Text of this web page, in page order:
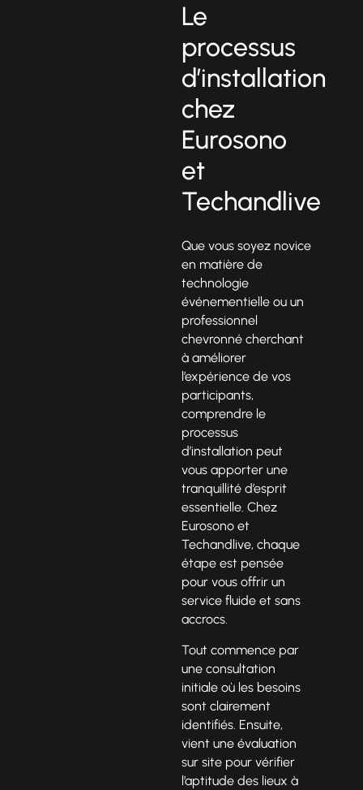
Le
processus
d’installation
chez
Eurosono
et
Techandlive
Que vous soyez novice
en matière de
technologie
événementielle ou un
professionnel
chevronné cherchant
à améliorer
l’expérience de vos
participants,
comprendre le
processus
d’installation peut
vous apporter une
tranquillité d’esprit
essentielle. Chez
Eurosono et
Techandlive, chaque
étape est pensée
pour vous offrir un
service fluide et sans
accrocs.
Tout commence par
une consultation
initiale où les besoins
sont clairement
identifiés. Ensuite,
vient une évaluation
sur site pour vérifier
l’aptitude des lieux à